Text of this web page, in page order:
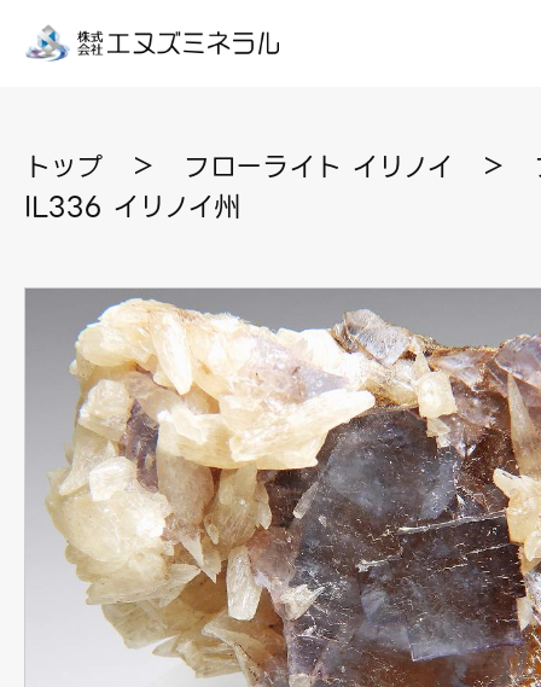
トップ ＞ フローライト イリノイ ＞
IL336 イリノイ州